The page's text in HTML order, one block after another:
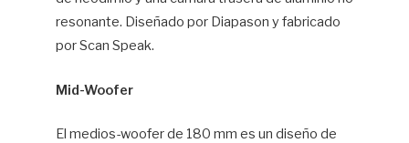
resonante. Diseñado por Diapason y fabricado
por Scan Speak.
Mid-Woofer
El medios-woofer de 180 mm es un diseño de